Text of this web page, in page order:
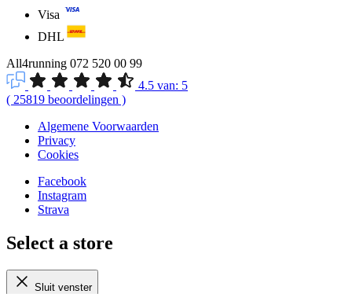
Visa
DHL
All4running 072 520 00 99
4.5 van: 5
( 25819 beoordelingen )
Algemene Voorwaarden
Privacy
Cookies
Facebook
Instagram
Strava
Select a store
Sluit venster